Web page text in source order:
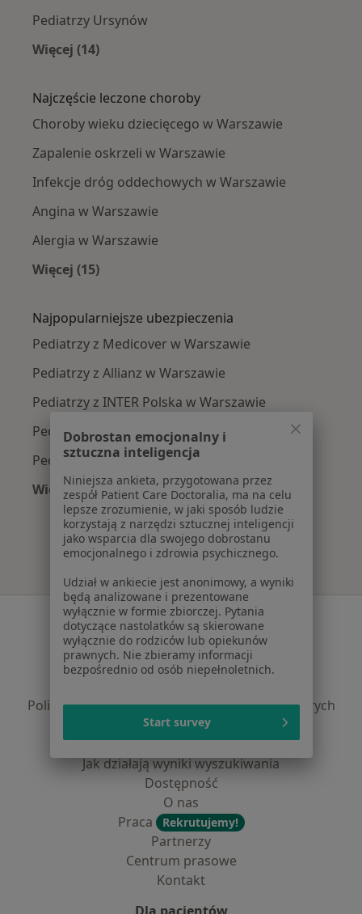
Pediatrzy Ursynów
Więcej (14)
Najczęście leczone choroby
Choroby wieku dziecięcego w Warszawie
Zapalenie oskrzeli w Warszawie
Infekcje dróg oddechowych w Warszawie
Angina w Warszawie
Alergia w Warszawie
Więcej (15)
Najpopularniejsze ubezpieczenia
Pediatrzy z Medicover w Warszawie
Pediatrzy z Allianz w Warszawie
Pediatrzy z INTER Polska w Warszawie
Pediatrzy z Signal Iduna w Warszawie
Pediatrzy z Compensa w Warszawie
Więcej (15)
Więcej w kategorii: Najpopularniejsze
Serwis
Regulamin
Polityka prywatności pacjentów
Polityka prywatności dla profesjonalistów, których
dane pozyskaliśmy samodzielnie
Polityka cookies
Jak działają wyniki wyszukiwania
Dostępność
O nas
Praca
Rekrutujemy!
Partnerzy
Centrum prasowe
Kontakt
Dobrostan emocjonalny i
sztuczna inteligencja
Niniejsza ankieta, przygotowana przez
zespół Patient Care Doctoralia, ma na celu
lepsze zrozumienie, w jaki sposób ludzie
korzystają z narzędzi sztucznej inteligencji
jako wsparcia dla swojego dobrostanu
emocjonalnego i zdrowia psychicznego.
Udział w ankiecie jest anonimowy, a wyniki
będą analizowane i prezentowane
wyłącznie w formie zbiorczej. Pytania
dotyczące nastolatków są skierowane
wyłącznie do rodziców lub opiekunów
prawnych. Nie zbieramy informacji
bezpośrednio od osób niepełnoletnich.
Start survey